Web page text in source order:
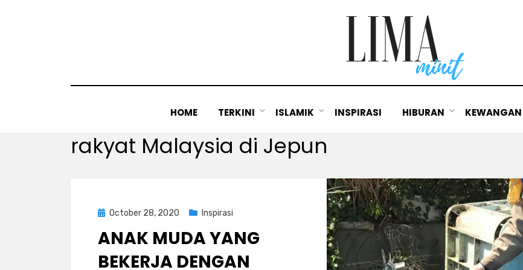
HOME TERKINI ISLAMIK INSPIRASI HIBURAN KEWANGAN
Tag
:rakyat Malaysia di Jepun
Posted
October 28, 2020 Inspirasi
ANAK MUDA YANG
BEKERJA DENGAN